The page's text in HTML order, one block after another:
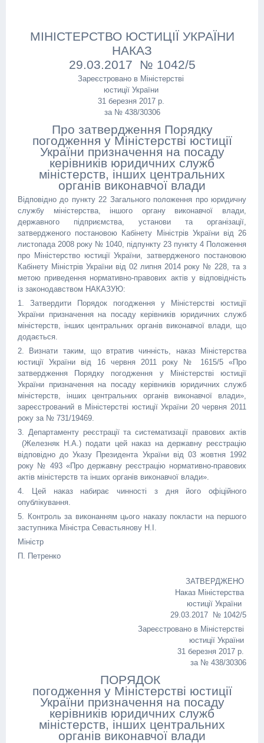
МІНІСТЕРСТВО ЮСТИЦІЇ УКРАЇНИ
НАКАЗ
29.03.2017 № 1042/5
Зареєстровано в Міністерстві
юстиції України
31 березня 2017 р.
за № 438/30306
Про затвердження Порядку
погодження у Міністерстві юстиції
України призначення на посаду
керівників юридичних служб
міністерств, інших центральних
органів виконавчої влади
Відповідно до пункту 22 Загального положення про юридичну
службу міністерства, іншого органу виконавчої влади,
державного підприємства, установи та організації,
затвердженого постановою Кабінету Міністрів України від 26
листопада 2008 року № 1040, підпункту 23 пункту 4 Положення
про Міністерство юстиції України, затвердженого постановою
Кабінету Міністрів України від 02 липня 2014 року № 228, та з
метою приведення нормативно-правових актів у відповідність
із законодавством НАКАЗУЮ:
1. Затвердити Порядок погодження у Міністерстві юстиції
України призначення на посаду керівників юридичних служб
міністерств, інших центральних органів виконавчої влади, що
додається.
2. Визнати таким, що втратив чинність, наказ Міністерства
юстиції України від 16 червня 2011 року № 1615/5 «Про
затвердження Порядку погодження у Міністерстві юстиції
України призначення на посаду керівників юридичних служб
міністерств, інших центральних органів виконавчої влади»,
зареєстрований в Міністерстві юстиції України 20 червня 2011
року за № 731/19469.
3. Департаменту реєстрації та систематизації правових актів
(Железняк Н.А.) подати цей наказ на державну реєстрацію
відповідно до Указу Президента України від 03 жовтня 1992
року № 493 «Про державну реєстрацію нормативно-правових
актів міністерств та інших органів виконавчої влади».
4. Цей наказ набирає чинності з дня його офіційного
опублікування.
5. Контроль за виконанням цього наказу покласти на першого
заступника Міністра Севастьянову Н.І.
Міністр
П. Петренко
ЗАТВЕРДЖЕНО
Наказ Міністерства
юстиції України
29.03.2017 № 1042/5
Зареєстровано в Міністерстві
юстиції України
31 березня 2017 р.
за № 438/30306
ПОРЯДОК
погодження у Міністерстві юстиції
України призначення на посаду
керівників юридичних служб
міністерств, інших центральних
органів виконавчої влади